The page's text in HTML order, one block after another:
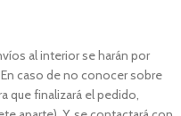
al interior se harán por
caso de no conocer sobre
que finalizará el pedido,